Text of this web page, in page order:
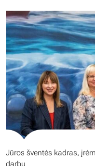
Jūros šventės kadras,
darbų